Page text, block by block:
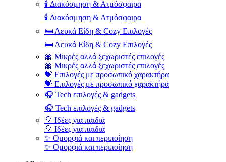
🕯️ Διακόσμηση & Ατμόσφαιρα
🕯️ Διακόσμηση & Ατμόσφαιρα
🛏️ Λευκά Είδη & Cozy Επιλογές
🛏️ Λευκά Είδη & Cozy Επιλογές
🎀 Μικρές αλλά ξεχωριστές επιλογές
🎀 Μικρές αλλά ξεχωριστές επιλογές
💝 Επιλογές με προσωπικό χαρακτήρα
💝 Επιλογές με προσωπικό χαρακτήρα
🎧 Tech επιλογές & gadgets
🎧 Tech επιλογές & gadgets
🎈 Ιδέες για παιδιά
🎈 Ιδέες για παιδιά
✨ Ομορφιά και περιποίηση
✨ Ομορφιά και περιποίηση